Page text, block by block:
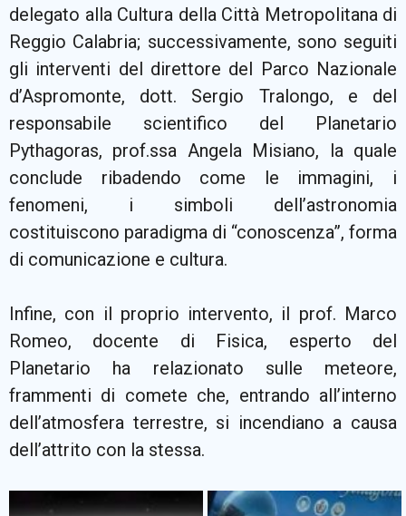
delegato alla Cultura della Città Metropolitana di
Reggio Calabria; successivamente, sono seguiti
gli interventi del direttore del Parco Nazionale
d’Aspromonte, dott. Sergio Tralongo, e del
responsabile scientifico del Planetario
Pythagoras, prof.ssa Angela Misiano, la quale
conclude ribadendo come le immagini, i
fenomeni, i simboli dell’astronomia
costituiscono paradigma di “conoscenza”, forma
di comunicazione e cultura.
Infine, con il proprio intervento, il prof. Marco
Romeo, docente di Fisica, esperto del
Planetario ha relazionato sulle meteore,
frammenti di comete che, entrando all’interno
dell’atmosfera terrestre, si incendiano a causa
dell’attrito con la stessa.